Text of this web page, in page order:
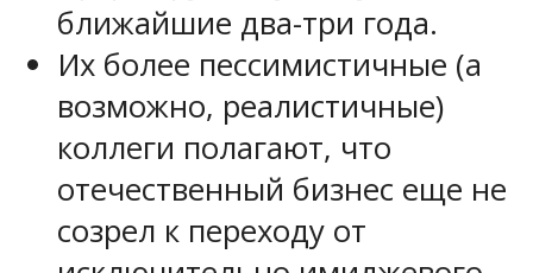
ближайшие два-три года.
Их более пессимистичные (а
возможно, реалистичные)
коллеги полагают, что
отечественный бизнес еще не
созрел к переходу от